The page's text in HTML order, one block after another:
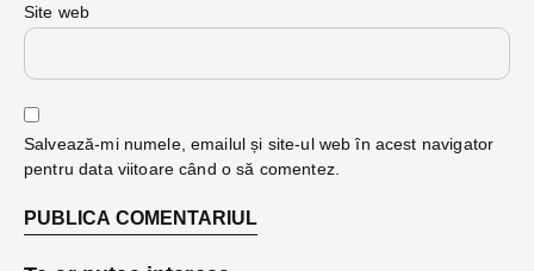
Site web
Salvează-mi numele, emailul și site-ul web în acest navigator
pentru data viitoare când o să comentez.